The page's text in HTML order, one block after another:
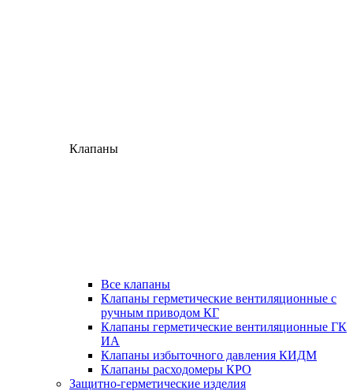
Клапаны
Все клапаны
Клапаны герметические вентиляционные с
ручным приводом КГ
Клапаны герметические вентиляционные ГК
ИА
Клапаны избыточного давления КИДМ
Клапаны расходомеры КРО
Защитно-герметические изделия